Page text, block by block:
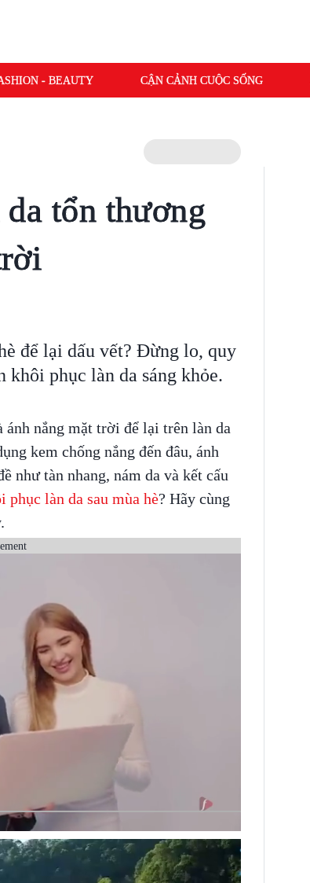
- BEAUTY CẬN CẢNH CUỘC SỐNG
tổn thương
để lại dấu vết? Đừng lo, quy
khôi phục làn da sáng khỏe.
ánh nắng mặt trời để lại trên làn da
kem chống nắng đến đâu, ánh
như tàn nhang, nám da và kết cấu
phục làn da sau mùa hè? Hãy cùng